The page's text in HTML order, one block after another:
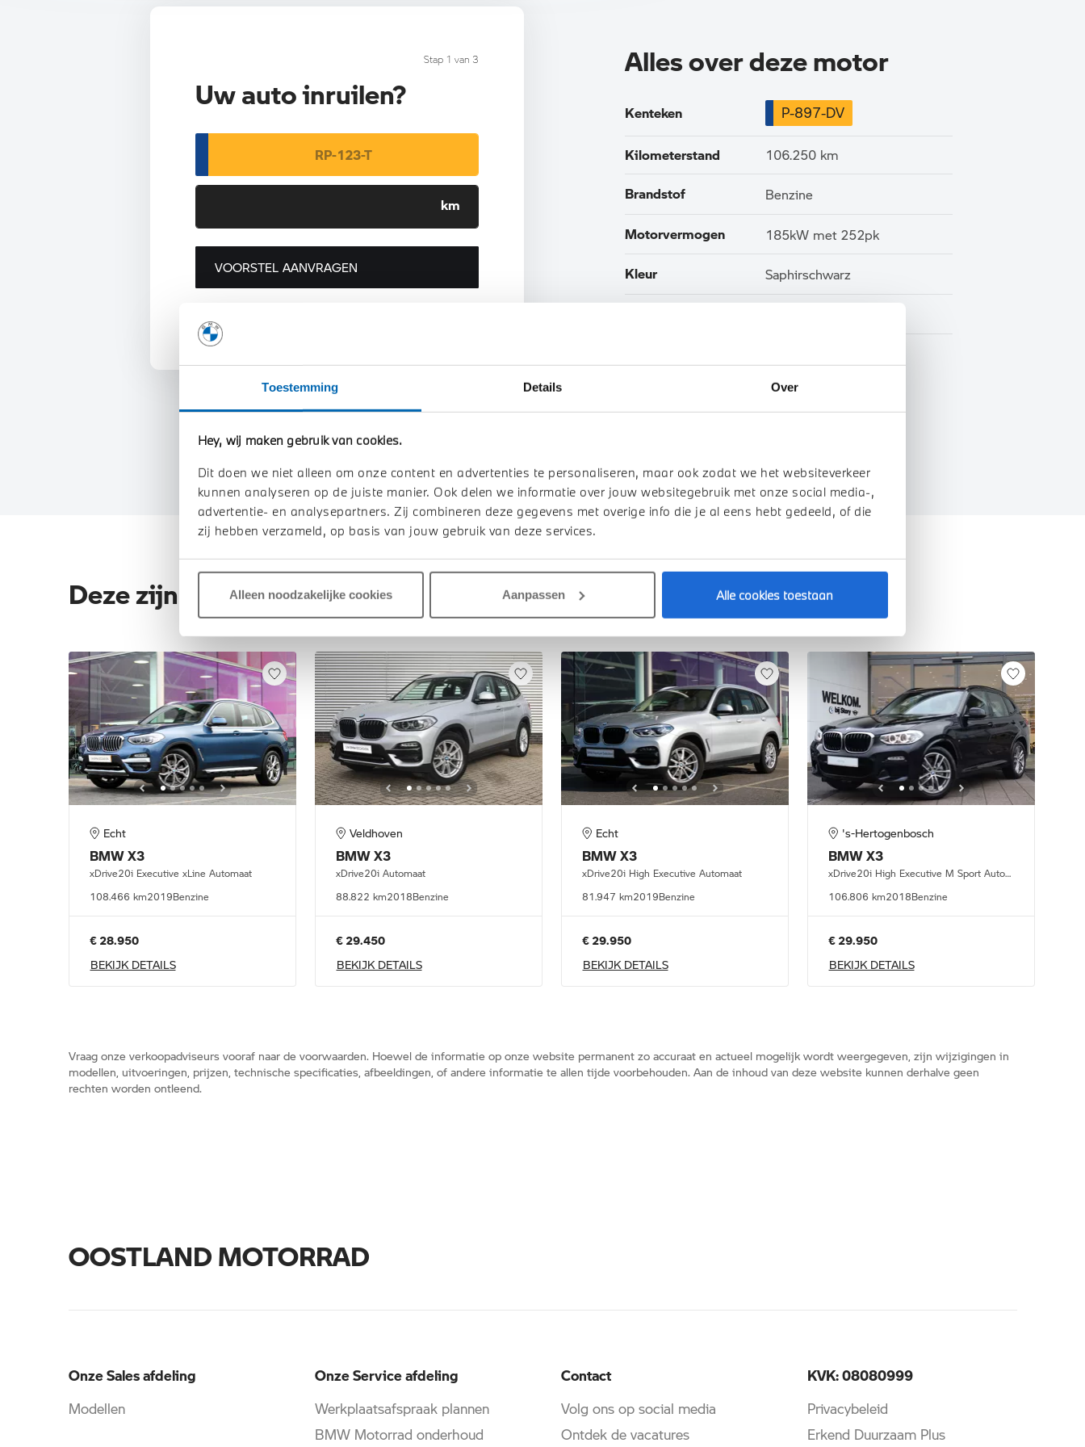
Toestemming Details Over
Hey, wij maken gebruik van cookies.
Dit doen we niet alleen om onze content en advertenties te personaliseren, maar ook zodat we het websiteverkeer
kunnen analyseren op de juiste manier. Ook delen we informatie over jouw websitegebruik met onze social media-,
advertentie- en analysepartners. Zij combineren deze gegevens met overige info die je al eens hebt gedeeld, of die
zij hebben verzameld, op basis van jouw gebruik van deze services.
Alleen noodzakelijke cookies Aanpassen Alle cookies toestaan
Stap 1 van 3
Uw auto inruilen?
VOORSTEL AANVRAGEN
Alles over deze motor
Kenteken P-897-DV
Kilometerstand 106.250 km
Brandstof Benzine
Motorvermogen 185kW met 252pk
Kleur Saphirschwarz
Deze zijn vergelijkbaar
Echt
BMWX3
xDrive20i Executive xLine Automaat
108.466 km2019Benzine
€ 28.950
BEKIJK DETAILS
Veldhoven
BMWX3
xDrive20i Automaat
88.822 km2018Benzine
€ 29.450
BEKIJK DETAILS
Echt
BMWX3
xDrive20i High Executive Automaat
81.947 km2019Benzine
€ 29.950
BEKIJK DETAILS
's-Hertogenbosch
BMWX3
xDrive20i High Executive M Sport Automaat
106.806 km2018Benzine
€ 29.950
BEKIJK DETAILS
Vraag onze verkoopadviseurs vooraf naar de voorwaarden. Hoewel de informatie op onze website permanent zo accuraat en actueel mogelijk wordt weergegeven, zijn wijzigingen in
modellen, uitvoeringen, prijzen, technische specificaties, afbeeldingen, of andere informatie te allen tijde voorbehouden. Aan de inhoud van deze website kunnen derhalve geen
rechten worden ontleend.
OOSTLAND MOTORRAD
Onze Sales afdeling
Modellen
Onze Service afdeling
Werkplaatsafspraak plannen
BMW Motorrad onderhoud
Contact
Volg ons op social media
Ontdek de vacatures
KVK: 08080999
Privacybeleid
Erkend Duurzaam Plus